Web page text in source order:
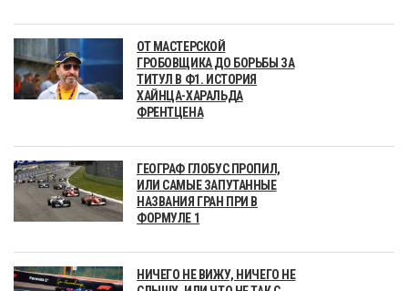
ОТ МАСТЕРСКОЙ
ГРОБОВЩИКА ДО БОРЬБЫ ЗА
ТИТУЛ В Ф1. ИСТОРИЯ
ХАЙНЦА-ХАРАЛЬДА
ФРЕНТЦЕНА
ГЕОГРАФ ГЛОБУС ПРОПИЛ,
ИЛИ САМЫЕ ЗАПУТАННЫЕ
НАЗВАНИЯ ГРАН ПРИ В
ФОРМУЛЕ 1
НИЧЕГО НЕ ВИЖУ, НИЧЕГО НЕ